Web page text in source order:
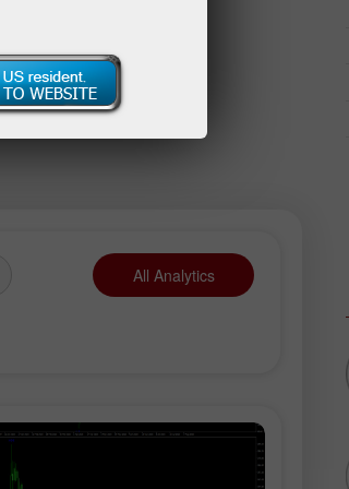
All Analytics